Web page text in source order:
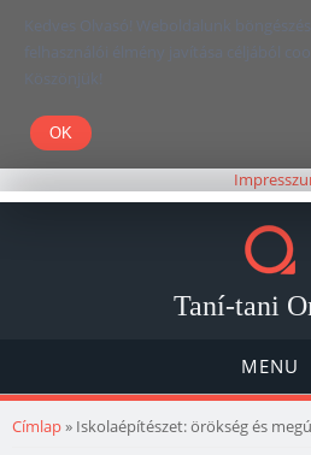
Kedves Olvasó! Weboldalunk
felhasználói élmény javítása céljából
Köszönjük!
Taní-tani
MENU
Jelenlegi hely
Címlap» Iskolaépítészet: örökség és